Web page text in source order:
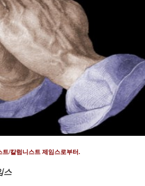
트/칼럼니스트 제임스로부터.
스